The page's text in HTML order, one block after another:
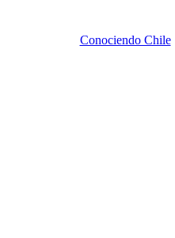
Conociendo Chile